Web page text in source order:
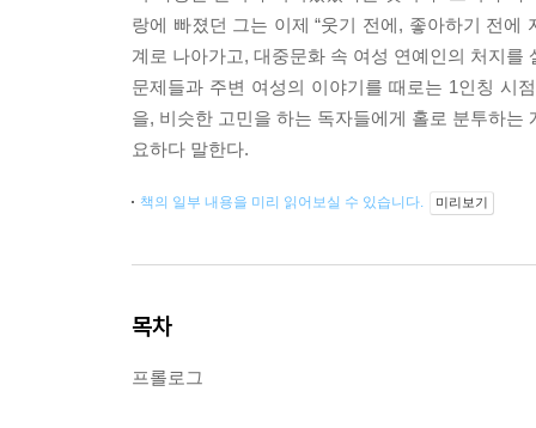
랑에 빠졌던 그는 이제 “웃기 전에, 좋아하기 전
계로 나아가고, 대중문화 속 여성 연예인의 처지
문제들과 주변 여성의 이야기를 때로는 1인칭 시
을, 비슷한 고민을 하는 독자들에게 홀로 분투하
요하다 말한다.
책의 일부 내용을 미리 읽어보실 수 있습니다. 미리보기
목차
프롤로그